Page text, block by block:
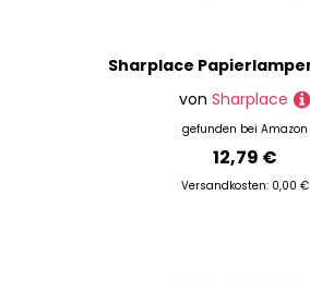
von Sharplace
gefunden bei Amazon
12,79 €
Versandkosten: 0,00 €